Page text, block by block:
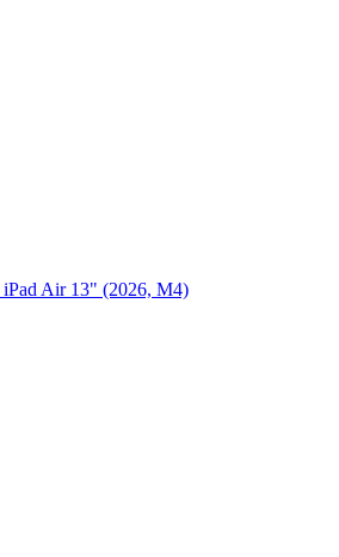
iPad Air 13" (2026, M4)